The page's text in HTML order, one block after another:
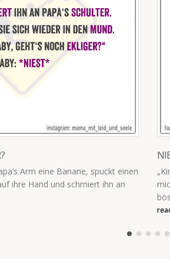
hauen.“ „Aber einen Haifisch, der
ok.“ „Einen T-Rex?“ „Ja.“ „Die
... Wir sind inzwischen bei...